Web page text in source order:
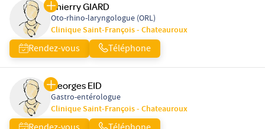
Thierry GIARD
Oto-rhino-laryngologue (ORL)
Clinique Saint-François - Chateauroux
Rendez-vous Téléphone
Georges EID
Gastro-entérologue
Clinique Saint-François - Chateauroux